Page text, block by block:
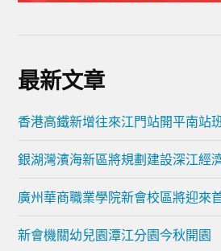
最新文章
香港高鐵新增往來江門站開平南站
銀湖灣濱海新區將規劃建設深江經
廣州華商職業學院新會校區將迎來
新會機關幼兒園潭江分園今秋開園